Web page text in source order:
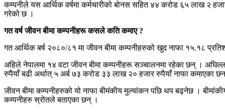
कम्पनीले यस आर्थिक वर्षमा कर्मचारीको बोनस सहित ४४ करोड ६५ लाख २
गरेको छ ।
गत वर्ष जीवन बीमा कम्पनीहरू कसले कति कमाए ?
गत आर्थिक बर्ष २०८०/८१ मा जीवन बीमा कम्पनीहरुको खुद नाफा १५.१८
अहिले नेपालमा १४ वटा जीवन बीमा कम्पनीहरू सञ्चालनमा रहेका छन् ।
रुपैयाँ बढी अर्थात् ५ अर्ब ७३ करोड ३३ लाख २० हजार रुपैयाँ नाफा कमाएका
जीवन बीमा कम्पनीहरुको यो नाफा बीमंकीय मुल्यांकन पछि थप बढ्नेछ ।
कम्पनीहरु स्रोतले बताएका छन् ।